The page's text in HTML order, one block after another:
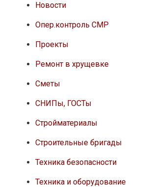
Новости
Опер.контроль СМР
Проекты
Ремонт в хрущевке
Сметы
СНИПы, ГОСТы
Стройматериалы
Строительные бригады
Техника безопасности
Техника и оборудование